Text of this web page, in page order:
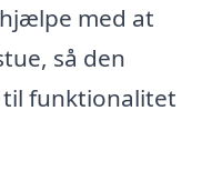
med at
så den
funktionalitet